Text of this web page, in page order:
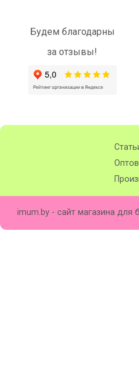
Будем благодарны
за отзывы!
imum.by - сайт магазина